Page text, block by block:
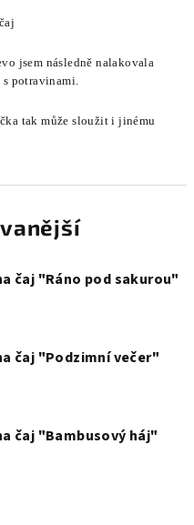
jsem následně nalakovala
potravinami.
tak může sloužit i jinému
čaj "Ráno pod sakurou"
čaj "Podzimní večer"
čaj "Bambusový háj"